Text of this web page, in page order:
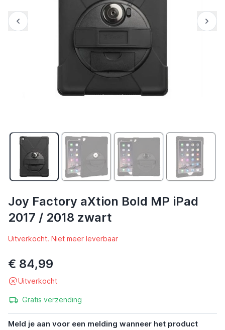
Joy Factory aXtion Bold MP iPad
2017 / 2018 zwart
Uitverkocht. Niet meer leverbaar
€ 84,99
Uitverkocht
Gratis verzending
Meld je aan voor een melding wanneer het product